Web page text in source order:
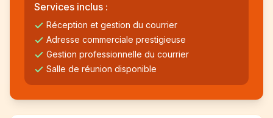
Services inclus :
Réception et gestion du courrier
Adresse commerciale prestigieuse
Gestion professionnelle du courrier
Salle de réunion disponible